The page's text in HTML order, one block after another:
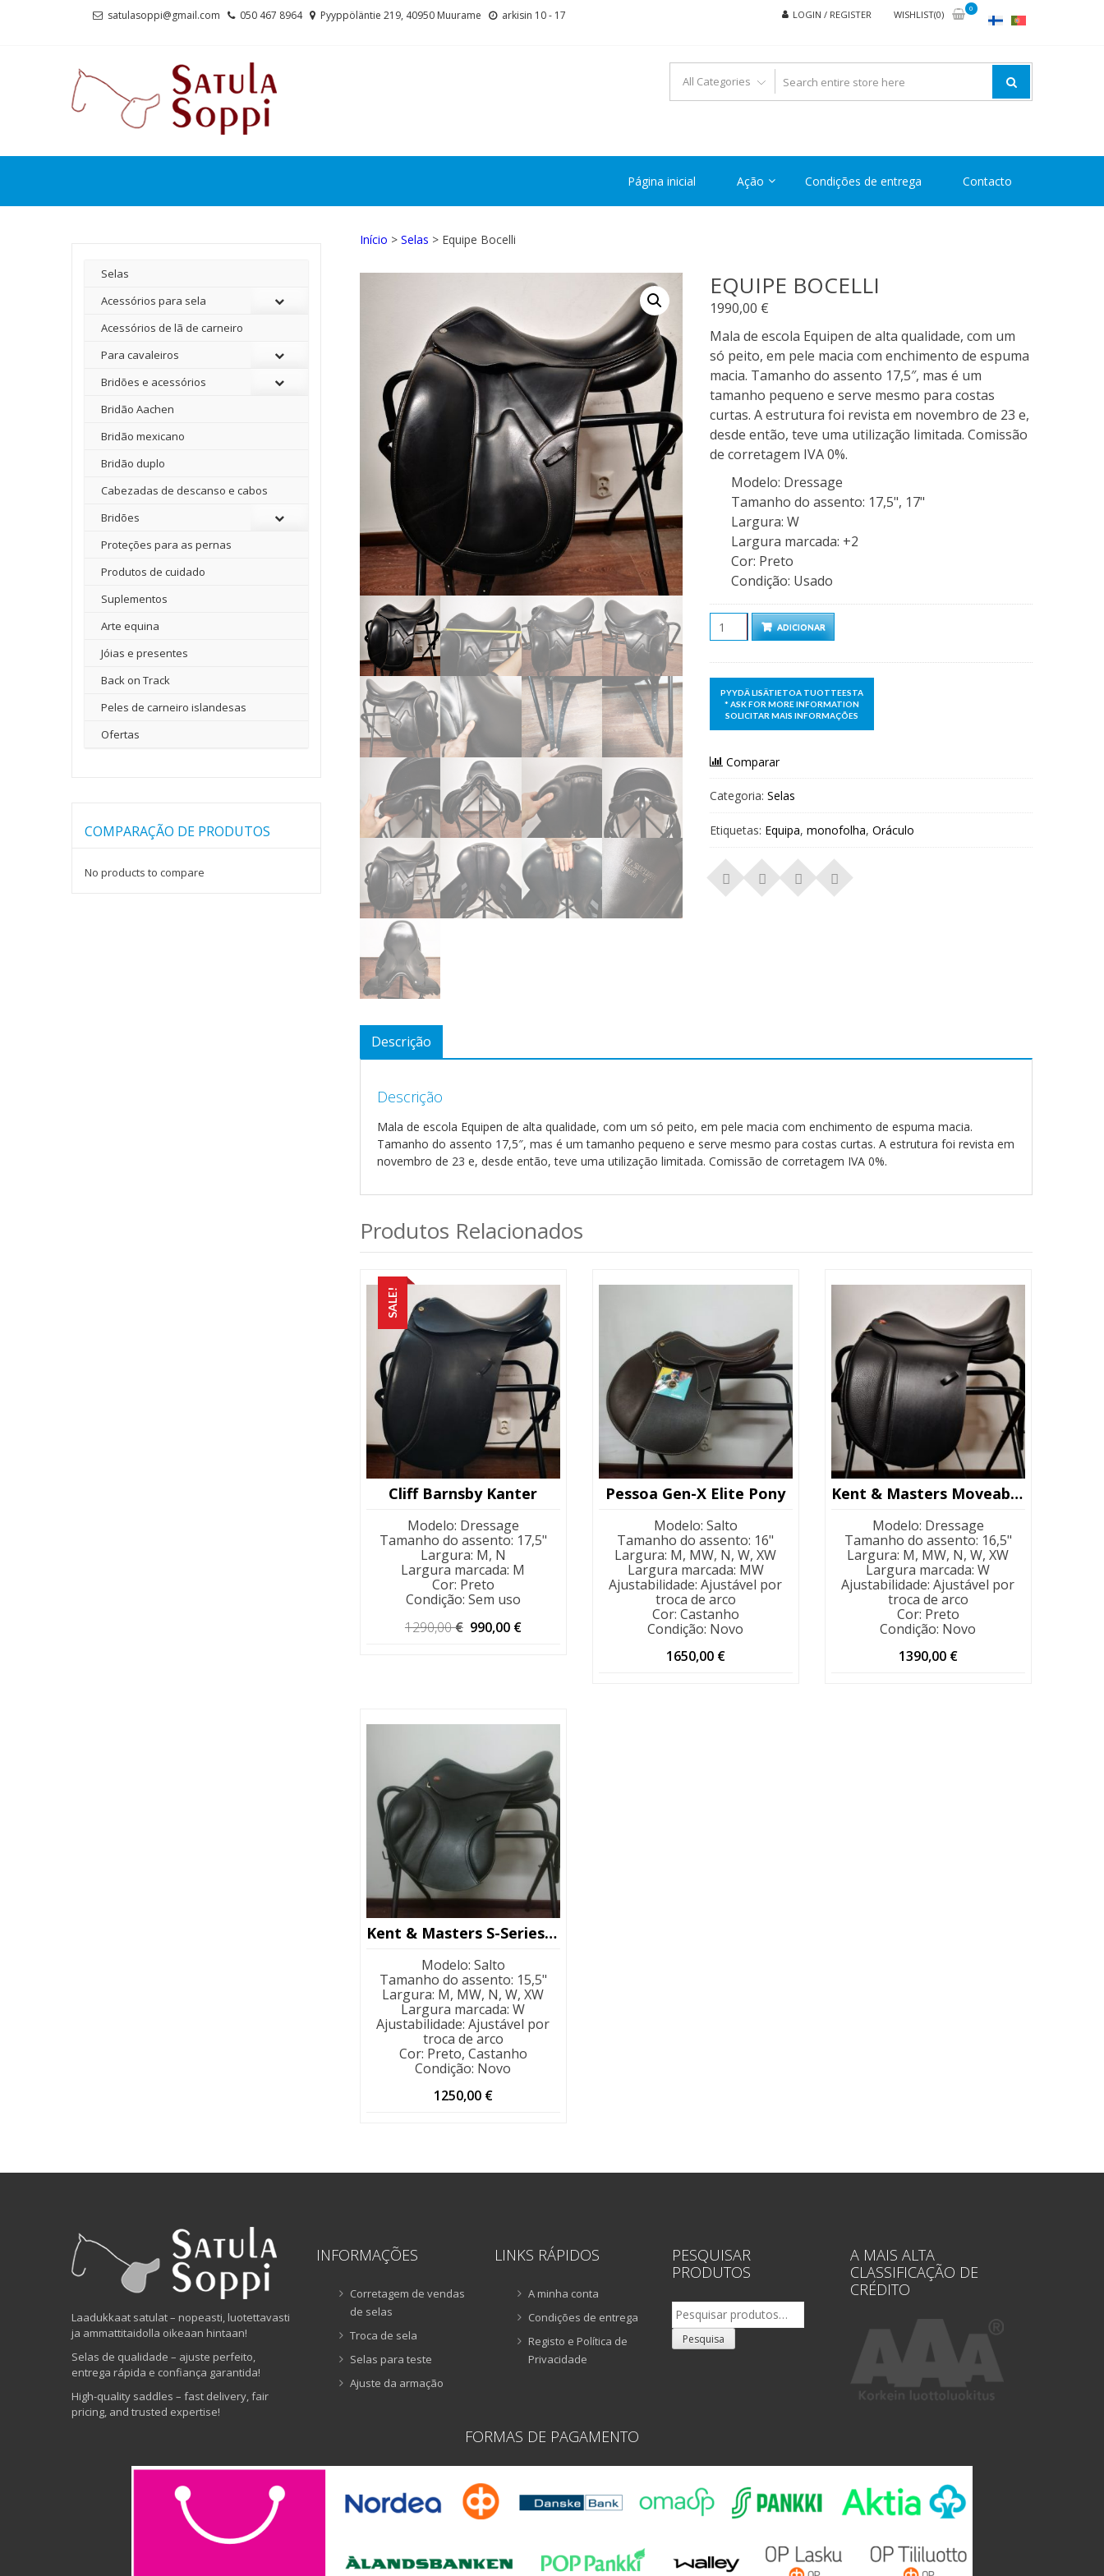
satulasoppi@gmail.com 050 467 8964 Pyyppöläntie 219, 40950 Muurame arkisin 10 - 17 LOGIN / REGISTER WISHLIST(0)
0
Página inicial Ação Condições de entrega Contacto
Início > Selas > Equipe Bocelli
EQUIPE BOCELLI
1990,00 €
Mala de escola Equipen de alta qualidade, com um
só peito, em pele macia com enchimento de espuma
macia. Tamanho do assento 17,5″, mas é um
tamanho pequeno e serve mesmo para costas
curtas. A estrutura foi revista em novembro de 23 e,
desde então, teve uma utilização limitada. Comissão
de corretagem IVA 0%.
Modelo: Dressage
Tamanho do assento: 17,5", 17"
Largura: W
Largura marcada: +2
Cor: Preto
Condição: Usado
QuantidadeADICIONAR
Comparar
Categoria: Selas
Etiquetas: Equipa, monofolha, Oráculo
Descrição
Descrição
Mala de escola Equipen de alta qualidade, com um só peito, em pele macia com enchimento de espuma macia.
Tamanho do assento 17,5″, mas é um tamanho pequeno e serve mesmo para costas curtas. A estrutura foi revista em
novembro de 23 e, desde então, teve uma utilização limitada. Comissão de corretagem IVA 0%.
Produtos Relacionados
SALE!
Cliff Barnsby Kanter
Modelo: Dressage
Tamanho do assento: 17,5"
Largura: M, N
Largura marcada: M
Cor: Preto
Condição: Sem uso
1290,00€ O
990,00 €
Pessoa Gen-X Elite Pony
Modelo: Salto
Tamanho do assento: 16"
Largura: M, MW, N, W, XW
Largura marcada: MW
Ajustabilidade:Ajustável por
troca de arco
Cor: Castanho
Condição: Novo
1650,00 €
Kent & Masters Moveable Block
Modelo: Dressage
Tamanho do assento: 16,5"
Largura: M, MW, N, W, XW
Largura marcada:W
Ajustabilidade:Ajustável por
troca de arco
Cor: Preto
Condição: Novo
1390,00 €
Kent & Masters S-Series Jump 15,5″
Modelo: Salto
Tamanho do assento: 15,5"
Largura: M, MW, N, W, XW
Largura marcada:W
Ajustabilidade:Ajustável por
troca de arco
Cor: Preto, Castanho
Condição: Novo
1250,00 €
Selas
Acessórios para sela
Acessórios de lã de carneiro
Para cavaleiros
Bridões e acessórios
Bridão Aachen
Bridão mexicano
Bridão duplo
Cabezadas de descanso e cabos
Bridões
Proteções para as pernas
Produtos de cuidado
Suplementos
Arte equina
Jóias e presentes
Back on Track
Peles de carneiro islandesas
Ofertas
COMPARAÇÃO DE PRODUTOS
No products to compare
Laadukkaat satulat – nopeasti, luotettavasti
ja ammattitaidolla oikeaan hintaan!
Selas de qualidade – ajuste perfeito,
entrega rápida e confiança garantida!
High-quality saddles – fast delivery, fair
pricing, and trusted expertise!
INFORMAÇÕES
Corretagem de vendas
de selas
Troca de sela
Selas para teste
Ajuste da armação
LINKS RÁPIDOS
A minha conta
Condições de entrega
Registo e Política de
Privacidade
PESQUISAR
PRODUTOS
Pesquisar
por:
Pesquisa
A MAIS ALTA
CLASSIFICAÇÃO DE
CRÉDITO
FORMAS DE PAGAMENTO